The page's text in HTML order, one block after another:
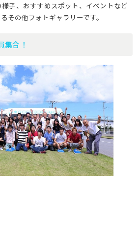
子、おすすめスポット、イベントなど
その他フォトギャラリーです。
集合！